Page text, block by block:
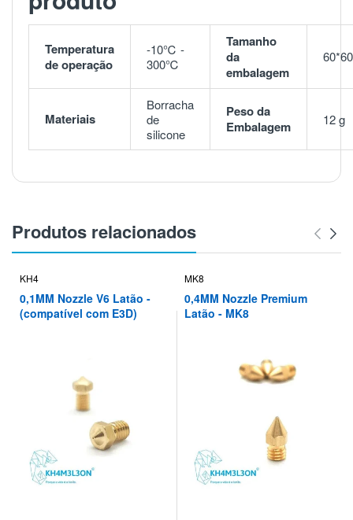
Temperatura
de operação
-10℃ -
300℃
Tamanho
da
embalagem
Materiais
Borracha
de
silicone
Peso da
Embalagem
12 g
Produtos relacionados
KH4
0,1MM Nozzle V6 Latão -
(compatível com E3D)
MK8
0,4MM Nozzle Premium
Latão - MK8